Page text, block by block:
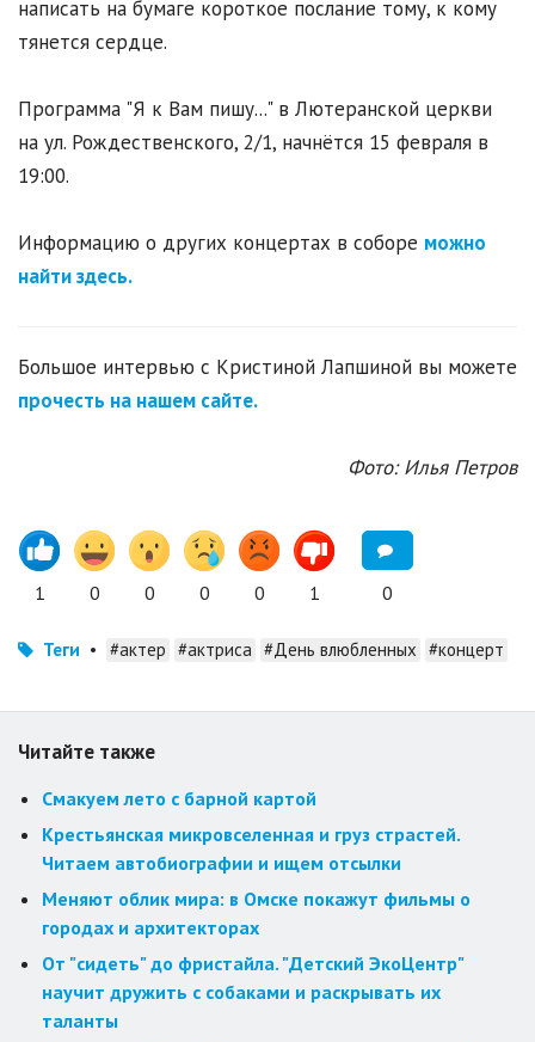
написать на бумаге короткое послание тому, к кому
тянется сердце.
Программа "Я к Вам пишу..." в Лютеранской церкви
на ул. Рождественского, 2/1, начнётся 15 февраля в
19:00.
Информацию о других концертах в соборе можно
найти здесь.
Большое интервью с Кристиной Лапшиной вы можете
прочесть на нашем сайте.
Фото: Илья Петров
1 0 0 0 0 1 0
Теги • #актер #актриса #День влюбленных #концерт
Читайте также
Смакуем лето с барной картой
Крестьянская микровселенная и груз страстей.
Читаем автобиографии и ищем отсылки
Меняют облик мира: в Омске покажут фильмы о
городах и архитекторах
От "сидеть" до фристайла. "Детский ЭкоЦентр"
научит дружить с собаками и раскрывать их
таланты